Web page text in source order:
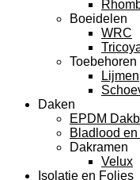
Boeidelen
WRC
Toebehoren
Lijmen
Daken
EPDM
Bladlood
Dakramen
Velux
Isolatie en Folies